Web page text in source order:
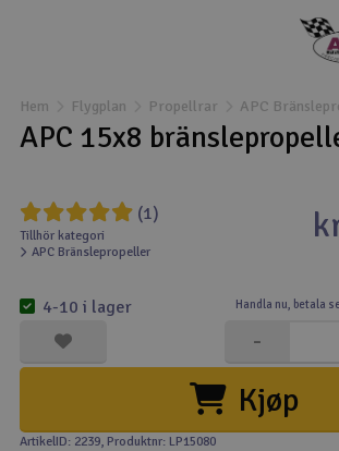
Drönare
Drönare för FPV
Flygplan
Helikopter
Kamerautrustning
Modellbygg- och byggsatser
Modelljärnväg
Hem Flygplan Propellrar APC
APC 15x8
(1)
Tillhör kategori
APC Bränslepropeller
Handla nu, betala
Kjøp
-
4-10 i lager
ArtikelID: 2239, Produktnr: LP15080